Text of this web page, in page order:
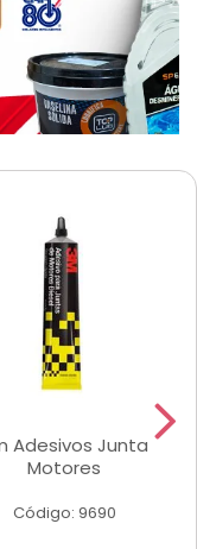
Adesivos Junta
Motores
Código: 9690